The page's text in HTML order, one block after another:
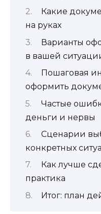
Какие
на руках
Варианты
в вашей
Пошаговая
оформить
Частые
деньги и нервы
Сценарии
конкретных
Как лучше
практика
Итог: план